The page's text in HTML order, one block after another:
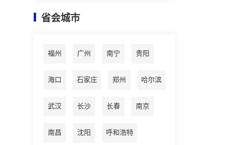
省会城市
福州 广州 南宁 贵阳
海口 石家庄 郑州 哈尔滨
武汉 长沙 长春 南京
南昌 沈阳 呼和浩特